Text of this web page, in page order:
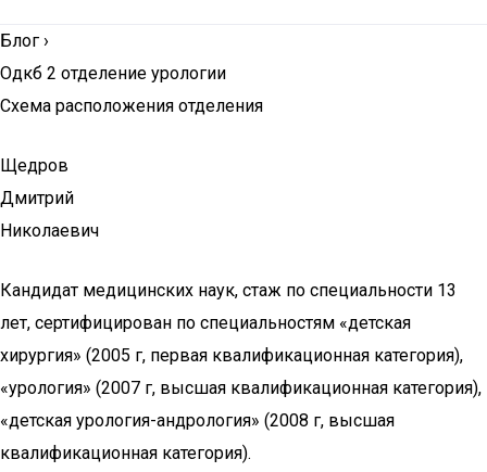
Блог ›
Одкб 2 отделение урологии
Схема расположения отделения
Щедров
Дмитрий
Николаевич
Кандидат медицинских наук, стаж по специальности 13
лет, сертифицирован по специальностям «детская
хирургия» (2005 г, первая квалификационная категория),
«урология» (2007 г, высшая квалификационная категория),
«детская урология-андрология» (2008 г, высшая
квалификационная категория).